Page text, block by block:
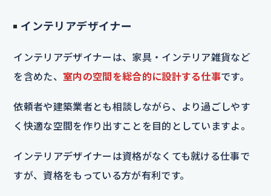
インテリアデザイナー
インテリアデザイナーは、家具・インテリア雑貨など
を含めた、 室内の空間を総合的に設計する仕事です。
依頼者や建築業者とも相談しながら、より過ごしやす
く快適な空間を作り出すことを目的としていますよ。
インテリアデザイナーは資格がなくても就ける仕事で
すが、資格をもっている方が有利です。